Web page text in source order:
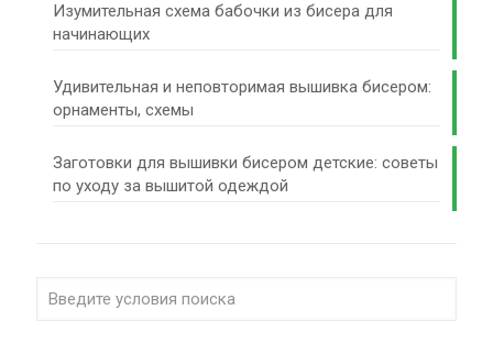
Изумительная схема бабочки из бисера для
начинающих
Удивительная и неповторимая вышивка бисером:
орнаменты, схемы
Заготовки для вышивки бисером детские: советы
по уходу за вышитой одеждой